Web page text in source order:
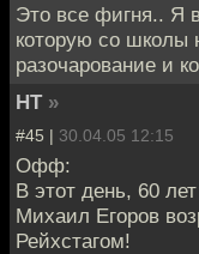
Это все фигня.. Я
которую со школы
разочарование и
HT »
#45 | 30.04.05 12:15
Офф:
В этот день, 60
Михаил Егоров
Рейхстагом!